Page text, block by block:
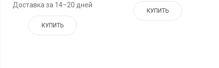
Доставка за 14–20 дней
КУПИТЬ
КУПИТЬ